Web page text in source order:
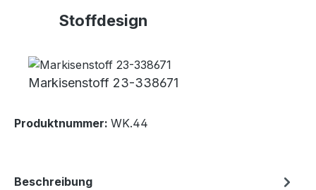
Stoffdesign
Markisenstoff 23-338671
Produktnummer: WK.44
Beschreibung